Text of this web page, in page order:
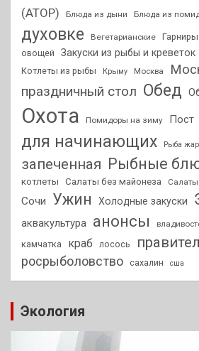
(АТОР)
Блюда из дыни Блюда из
духовке
Вегетарианские Гарниры
овощей
Закуски из рыбы и креветок
Котлеты из рыбы Крыму Москва
праздничный стол Обед
Охота Помидоры на зиму Пост
для начинающих
Рыба
запеченная Рыбные
котлеты
Салаты без майонеза
Сочи
Ужин Холодные закуски
аквакультура анонсы
камчатка краб лосось
росрыболовство сахалин сша
Экология